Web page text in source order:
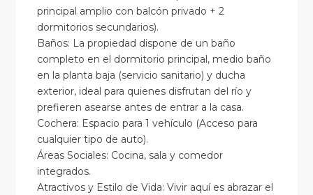
principal amplio con balcón privado + 2
dormitorios secundarios).
Baños: La propiedad dispone de un baño
completo en el dormitorio principal, medio baño
en la planta baja (servicio sanitario) y ducha
exterior, ideal para quienes disfrutan del río y
prefieren asearse antes de entrar a la casa.
Cochera: Espacio para 1 vehículo (Acceso para
cualquier tipo de auto).
Áreas Sociales: Cocina, sala y comedor
integrados.
Atractivos y Estilo de Vida: Vivir aquí es abrazar el